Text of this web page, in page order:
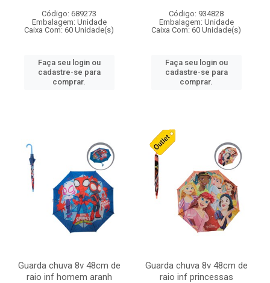
Código: 689273
Embalagem: Unidade
Caixa Com: 60 Unidade(s)
Faça seu login ou
cadastre-se para
comprar.
Código: 934828
Embalagem: Unidade
Caixa Com: 60 Unidade(s)
Faça seu login ou
cadastre-se para
comprar.
Guarda chuva 8v 48cm de
raio inf homem aranh
Guarda chuva 8v 48cm de
raio inf princessas